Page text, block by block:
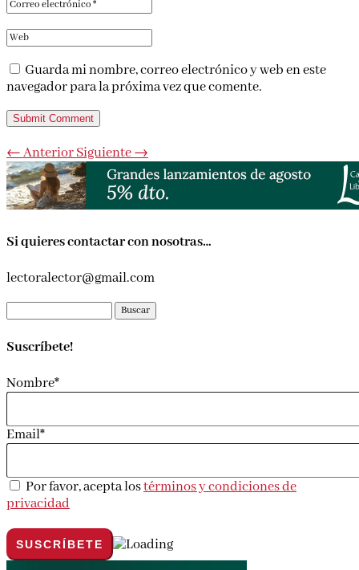
Guarda mi nombre, correo electrónico y web en este
navegador para la próxima vez que comente.
Submit Comment
←AnteriorSiguiente→
Si quieres contactar con nosotras…
lectoralector@gmail.com
Suscríbete!
Nombre*
Email*
Por favor, acepta lostérminos y condiciones de
privacidad